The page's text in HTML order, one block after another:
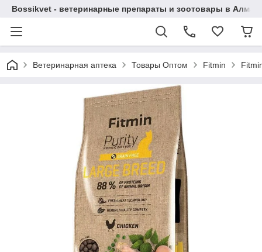
Bossikvet - ветеринарные препараты и зоотовары в
Ветеринарная аптека Товары Оптом Fitmin